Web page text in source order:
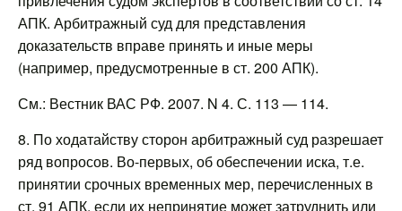
АПК. Арбитражный суд для представления
доказательств вправе принять и иные меры
(например, предусмотренные в ст. 200 АПК).
См.: Вестник ВАС РФ. 2007. N 4. С. 113 — 114.
8. По ходатайству сторон арбитражный суд разрешает
ряд вопросов. Во-первых, об обеспечении иска, т.е.
принятии срочных временных мер, перечисленных в
ст. 91 АПК, если их непринятие может затруднить или